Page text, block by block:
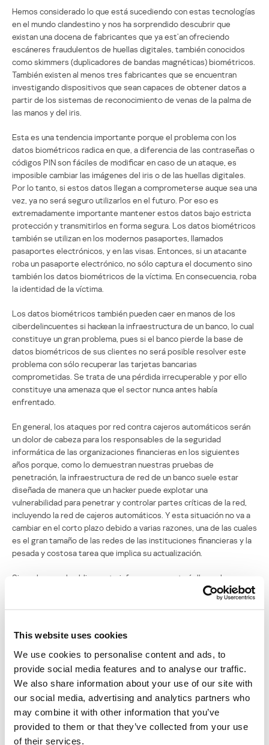
This website uses cookies
We use cookies to personalise content and ads, to
provide social media features and to analyse our traffic.
We also share information about your use of our site with
our social media, advertising and analytics partners who
may combine it with other information that you’ve
provided to them or that they’ve collected from your use
of their services.
Hemos considerado lo que está sucediendo con estas tecnologías
en el mundo clandestino y nos ha sorprendido descubrir que
existan una docena de fabricantes que ya est’an ofreciendo
escáneres fraudulentos de huellas digitales, también conocidos
como skimmers (duplicadores de bandas magnéticas) biométricos.
También existen al menos tres fabricantes que se encuentran
investigando dispositivos que sean capaces de obtener datos a
partir de los sistemas de reconocimiento de venas de la palma de
las manos y del iris.
Esta es una tendencia importante porque el problema con los
datos biométricos radica en que, a diferencia de las contraseñas o
códigos PIN son fáciles de modificar en caso de un ataque, es
imposible cambiar las imágenes del iris o de las huellas digitales.
Por lo tanto, si estos datos llegan a comprometerse auque sea una
vez, ya no será seguro utilizarlos en el futuro. Por eso es
extremadamente importante mantener estos datos bajo estricta
protección y transmitirlos en forma segura. Los datos biométricos
también se utilizan en los modernos pasaportes, llamados
pasaportes electrónicos, y en las visas. Entonces, si un atacante
roba un pasaporte electrónico, no sólo captura el documento sino
también los datos biométricos de la víctima. En consecuencia, roba
la identidad de la víctima.
Los datos biométricos también pueden caer en manos de los
ciberdelincuentes si hackean la infraestructura de un banco, lo cual
constituye un gran problema, pues si el banco pierde la base de
datos biométricos de sus clientes no será posible resolver este
problema con sólo recuperar las tarjetas bancarias
comprometidas. Se trata de una pérdida irrecuperable y por ello
constituye una amenaza que el sector nunca antes había
enfrentado.
En general, los ataques por red contra cajeros automáticos serán
un dolor de cabeza para los responsables de la seguridad
informática de las organizaciones financieras en los siguientes
años porque, como lo demuestran nuestras pruebas de
penetración, la infraestructura de red de un banco suele estar
diseñada de manera que un hacker puede explotar una
vulnerabilidad para penetrar y controlar partes críticas de la red,
incluyendo la red de cajeros automáticos. Y esta situación no va a
cambiar en el corto plazo debido a varias razones, una de las cuales
es el gran tamaño de las redes de las instituciones financieras y la
pesada y costosa tarea que implica su actualización.
Sin embargo, al publicar este informe nos gustaría llamar la
atención sobre el problema de seguridad de los cajeros
automáticos ahora y en el futuro, y acelerar el desarrollo de un
Lea el informe completoaquí (Eng.)
Lea la descripción de los ataques aquí (Eng.)
TECNOLOGÍA DE SEGURIDAD MALWARE FINANCIERO
ATAQUES CONTRA CAJEROS AUTOMÁTICOS MONEY THEFT